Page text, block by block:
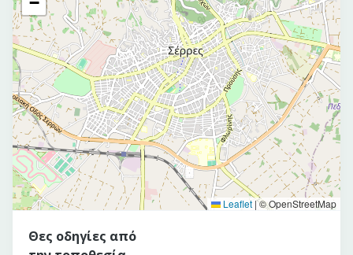
Leaflet |© OpenStreetMap
Θες οδηγίες από